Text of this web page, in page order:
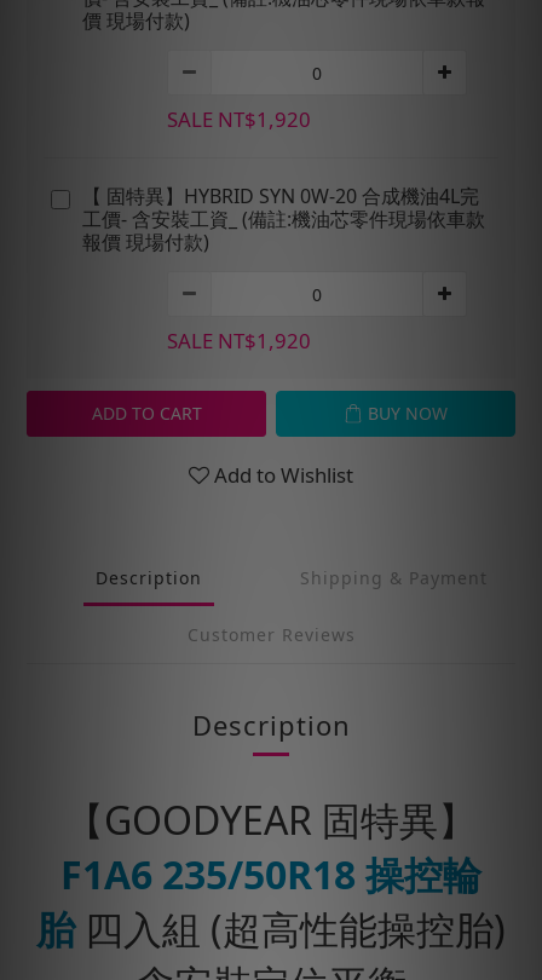
價 現場付款)
SALE NT$1,920
【 固特異】HYBRID SYN 0W-20 合成機油4L完
工價- 含安裝工資_ (備註:機油芯零件現場依車款
報價 現場付款)
SALE NT$1,920
ADD TO CART BUY NOW
Add to Wishlist
Description Shipping & Payment
Customer Reviews
Description
【GOODYEAR 固特異】
F1A6 235/50R18 操控輪
胎 四入組 (超高性能操控胎)